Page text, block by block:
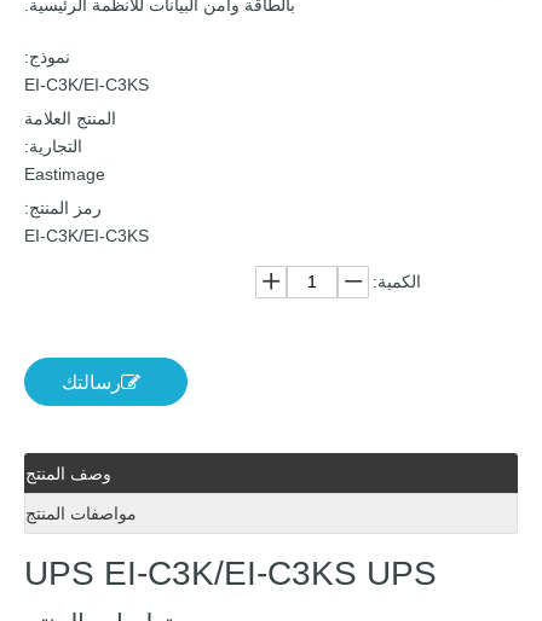
بالطاقة وأمن البيانات للأنظمة الرئيسية.
نموذج:
EI-C3K/EI-C3KS
المنتج العلامة
التجارية:
Eastimage
رمز المنتج:
EI-C3K/EI-C3KS
الكمية:
رسالتك
وصف المنتج
مواصفات المنتج
UPS EI-C3K/EI-C3KS UPS